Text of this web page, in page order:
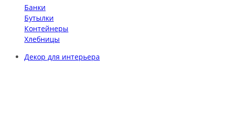
Банки
Бутылки
Контейнеры
Хлебницы
Декор для интерьера